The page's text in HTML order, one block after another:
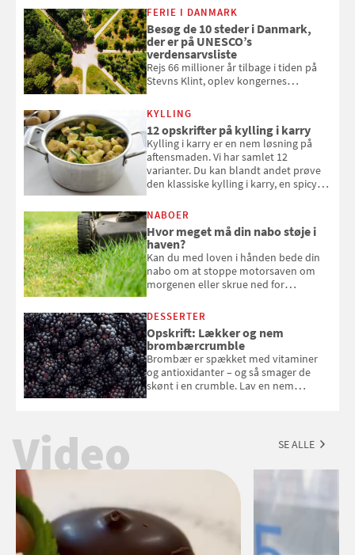
vaskemaskinens levetid. Samvirke har
samlet 7 enkle råd til at spare penge
på tøjvasken
FERIE I DANMARK
Besøg de 10 steder i Danmark,
der er på UNESCO’s
verdensarvsliste
Rejs 66 millioner år tilbage i tiden på
Stevns Klint, oplev kongernes
forvandle Vadehavet. Her er de 10
danske steder på UNESCO's
verdensarvsliste
KYLLING
12 opskrifter på kylling i karry
Kylling i karry er en nem løsning på
aftensmaden. Vi har samlet 12
varianter. Du kan blandt andet prøve
den klassiske kylling i karry, en spicy
Velbekomme!
NABOER
Hvor meget må din nabo støje i
haven?
Kan du med loven i hånden bede din
nabo om at stoppe motorsaven om
morgenen eller skrue ned for
svar her
DESSERTER
Opskrift: Lækker og nem
brombærcrumble
Brombær er spækket med vitaminer
og antioxidanter – og så smager de
skønt i en crumble. Lav en nem
Video SE ALLE